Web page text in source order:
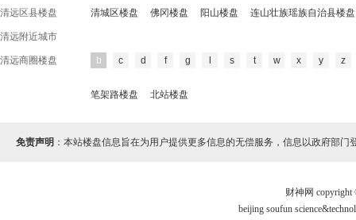
清远区县楼盘 清城区楼盘 佛冈楼盘 阳山楼盘 连山壮族瑶族自治县楼盘
清远附近城市
清远商圈楼盘 b c d f g s t w x y z
笔架路楼盘 北站楼盘
免责声明 ：本站楼盘信息旨在为用户提供更多信息的无偿服务，信息以政府部门
财神网
beijing soufun